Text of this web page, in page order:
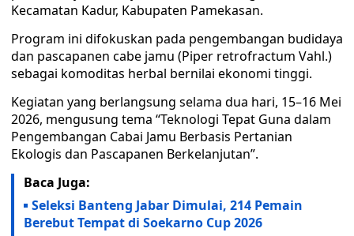
Kecamatan Kadur, Kabupaten Pamekasan.
Program ini difokuskan pada pengembangan budidaya
dan pascapanen cabe jamu (Piper retrofractum Vahl.)
sebagai komoditas herbal bernilai ekonomi tinggi.
Kegiatan yang berlangsung selama dua hari, 15–16 Mei
2026, mengusung tema “Teknologi Tepat Guna dalam
Pengembangan Cabai Jamu Berbasis Pertanian
Ekologis dan Pascapanen Berkelanjutan”.
Baca Juga:
Seleksi Banteng Jabar Dimulai, 214 Pemain
Berebut Tempat di Soekarno Cup 2026